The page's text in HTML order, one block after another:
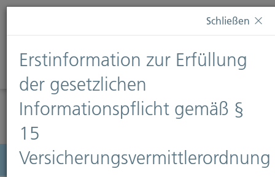
Diese Webseite verwendet Cookies. Wenn Sie weiterhin
Informationen finden Sie auf unserer SeiteDatenschutz
Diese Nachricht nicht erneut anzeigen
Menü
Schließen
Erstinformation zur Erfüllung
der gesetzlichen
Informationspflicht gemäß §
15
Versicherungsvermittlerordnung